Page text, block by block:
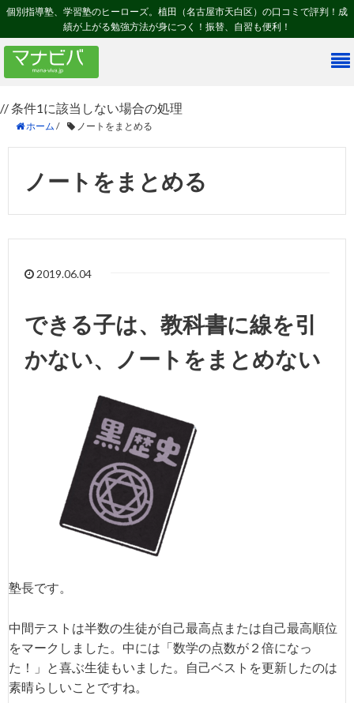
個別指導塾、学習塾のヒーローズ。植田（名古屋市天白区）の口コミで評判！成
績が上がる勉強方法が身につく！振替、自習も便利！
// 条件1に該当しない場合の処理
ホーム / ノートをまとめる
ノートをまとめる
2019.06.04
できる子は、教科書に線を引
かない、ノートをまとめない
塾長です。
中間テストは半数の生徒が自己最高点または自己最高順位
をマークしました。中には「数学の点数が２倍になっ
た！」と喜ぶ生徒もいました。自己ベストを更新したのは
素晴らしいことですね。